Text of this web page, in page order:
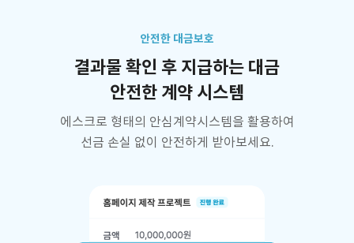
안전한 대금보호
결과물 확인 후 지급하는 대금
안전한 계약 시스템
에스크로 형태의 안심계약시스템을 활용하여
선금 손실 없이 안전하게 받아보세요.